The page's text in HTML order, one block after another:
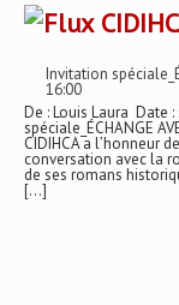
Invitation
16:00
De : Louis Laura Date
spéciale_ÉCHANGE
CIDIHCA a l’honneur
conversation avec la
de ses romans
[…]